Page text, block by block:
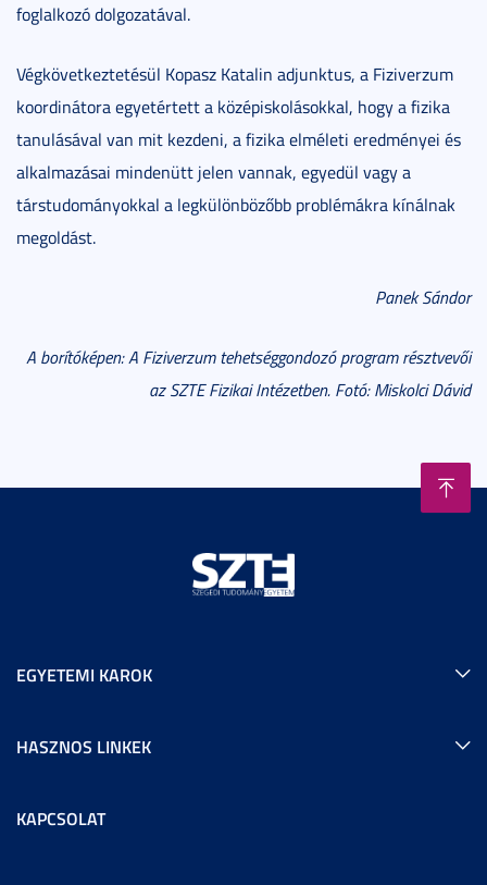
foglalkozó dolgozatával.
Végkövetkeztetésül Kopasz Katalin adjunktus, a Fiziverzum
koordinátora egyetértett a középiskolásokkal, hogy a fizika
tanulásával van mit kezdeni, a fizika elméleti eredményei és
alkalmazásai mindenütt jelen vannak, egyedül vagy a
társtudományokkal a legkülönbözőbb problémákra kínálnak
megoldást.
Panek Sándor
A borítóképen: A Fiziverzum tehetséggondozó program résztvevői
az SZTE Fizikai Intézetben. Fotó: Miskolci Dávid
EGYETEMI KAROK
HASZNOS LINKEK
KAPCSOLAT